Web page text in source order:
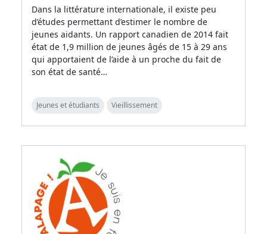
Dans la littérature internationale, il existe peu
d’études permettant d’estimer le nombre de
jeunes aidants. Un rapport canadien de 2014 fait
état de 1,9 million de jeunes âgés de 15 à 29 ans
qui apportaient de l’aide à un proche du fait de
son état de santé…
Jeunes et étudiants Vieillissement